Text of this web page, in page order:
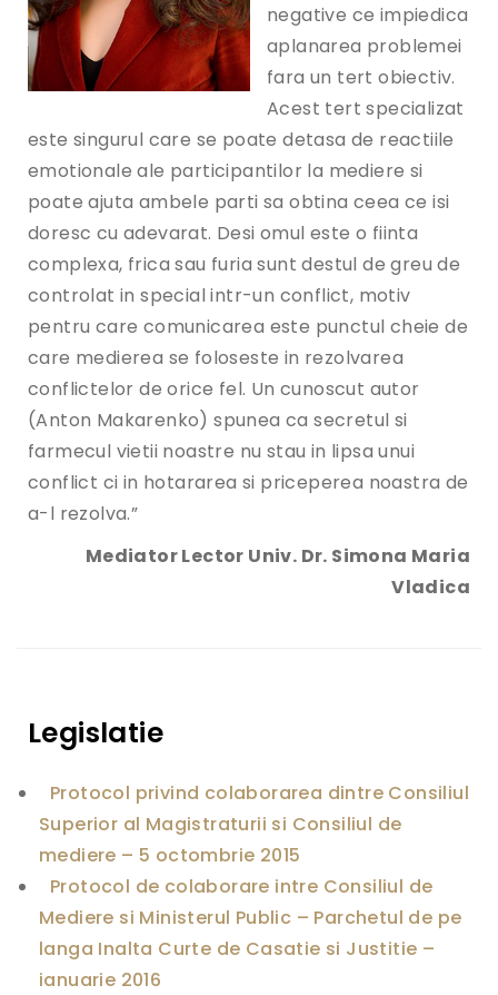
negative ce impiedica
aplanarea problemei
fara un tert obiectiv.
Acest tert specializat
este singurul care se poate detasa de reactiile
emotionale ale participantilor la mediere si
poate ajuta ambele parti sa obtina ceea ce isi
doresc cu adevarat. Desi omul este o fiinta
complexa, frica sau furia sunt destul de greu de
controlat in special intr-un conflict, motiv
pentru care comunicarea este punctul cheie de
care medierea se foloseste in rezolvarea
conflictelor de orice fel. Un cunoscut autor
(Anton Makarenko) spunea ca secretul si
farmecul vietii noastre nu stau in lipsa unui
conflict ci in hotararea si priceperea noastra de
a-l rezolva.”
Mediator Lector Univ. Dr. Simona Maria
Vladica
Legislatie
Protocol privind colaborarea dintre Consiliul
Superior al Magistraturii si Consiliul de
mediere – 5 octombrie 2015
Protocol de colaborare intre Consiliul de
Mediere si Ministerul Public – Parchetul de pe
langa Inalta Curte de Casatie si Justitie –
ianuarie 2016
o
l
p
i
v
i
n
c
o